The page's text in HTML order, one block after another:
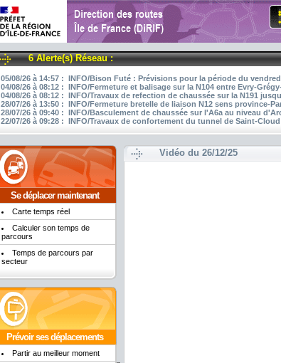
6 Alerte(s) Réseau :
05/08/26 à 14:57 : INFO/Bison Futé : Prévisions pour la période du
04/08/26 à 08:12 : INFO/Fermeture et balisage sur la N104 entre Evry-
04/08/26 à 08:12 : INFO/Travaux de refection de chaussée sur la N191
28/07/26 à 13:50 : INFO/Fermeture bretelle de liaison N12 sens province-
28/07/26 à 09:40 : INFO/Basculement de chaussée sur l'A6a au niveau
22/07/26 à 09:28 : INFO/Travaux de confortement du tunnel de Saint-
Se déplacer maintenant
Carte temps réel
Calculer son temps de
parcours
Temps de parcours par
secteur
Prévoir ses déplacements
Partir au meilleur moment
Vidéo du 26/12/25